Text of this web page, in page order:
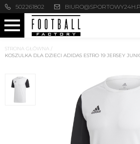
502261802
STRONA GŁÓWNA /
KOSZULKA DLA DZIECI ADIDAS ESTRO 19 JERSEY